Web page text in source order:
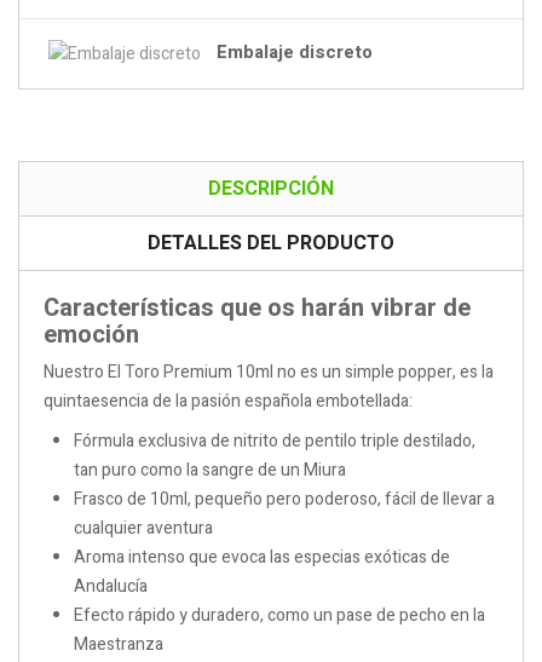
Embalaje discreto
DESCRIPCIÓN
DETALLES DEL PRODUCTO
Características que os harán vibrar de
emoción
Nuestro El Toro Premium 10ml no es un simple popper, es la
quintaesencia de la pasión española embotellada:
Fórmula exclusiva de nitrito de pentilo triple destilado,
tan puro como la sangre de un Miura
Frasco de 10ml, pequeño pero poderoso, fácil de llevar a
cualquier aventura
Aroma intenso que evoca las especias exóticas de
Andalucía
Efecto rápido y duradero, como un pase de pecho en la
Maestranza